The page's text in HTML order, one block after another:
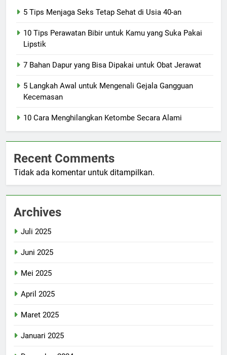
5 Tips Menjaga Seks Tetap Sehat di Usia 40-an
10 Tips Perawatan Bibir untuk Kamu yang Suka Pakai
Lipstik
7 Bahan Dapur yang Bisa Dipakai untuk Obat Jerawat
5 Langkah Awal untuk Mengenali Gejala Gangguan
Kecemasan
10 Cara Menghilangkan Ketombe Secara Alami
Recent Comments
Tidak ada komentar untuk ditampilkan.
Archives
Juli 2025
Juni 2025
Mei 2025
April 2025
Maret 2025
Januari 2025